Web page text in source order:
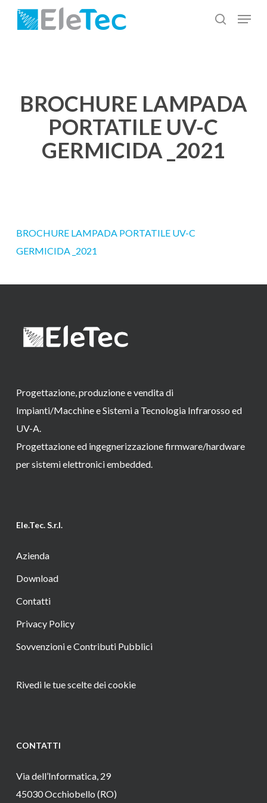
Salta
cerca
Menu
BROCHURE LAMPADA
PORTATILE UV-C
GERMICIDA _2021
BROCHURE LAMPADA PORTATILE UV-C
GERMICIDA _2021
Progettazione, produzione e vendita di
Impianti/Macchine e Sistemi a Tecnologia Infrarosso ed
UV-A.
Progettazione ed ingegnerizzazione firmware/hardware
per sistemi elettronici embedded.
Ele.Tec. S.r.l.
Azienda
Download
Contatti
Privacy Policy
Sovvenzioni e Contributi Pubblici
Rivedi le tue scelte dei cookie
CONTATTI
Via dell’Informatica, 29
45030 Occhiobello (RO)